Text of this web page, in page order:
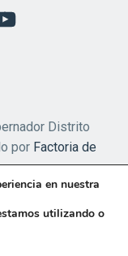
Distrito
por Factoria de
en nuestra
utilizando o